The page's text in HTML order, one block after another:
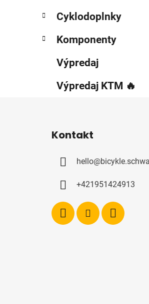
Cyklodoplnky
Komponenty
Výpredaj
Výpredaj KTM 🔥
Kontakt
hello@
+421951424913